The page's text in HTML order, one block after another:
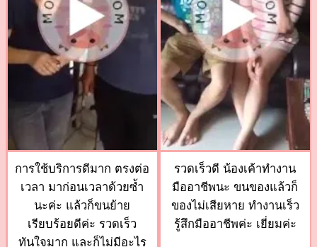
การใช้บริการดีมาก ตรงต่อ
เวลา มาก่อนเวลาด้วยซ้ำ
นะค่ะ แล้วก็ขนย้าย
เรียบร้อยดีค่ะ รวดเร็ว
ทันใจมาก และก็ไม่มีอะไร
รวดเร็วดี น้องเค้าทำงาน
มืออาชีพนะ ขนของแล้วก็
ของไม่เสียหาย ทำงานเร็ว
รู้สึกมืออาชีพค่ะ เยี่ยมค่ะ